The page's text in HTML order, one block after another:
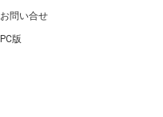
お問い合せ
PC版